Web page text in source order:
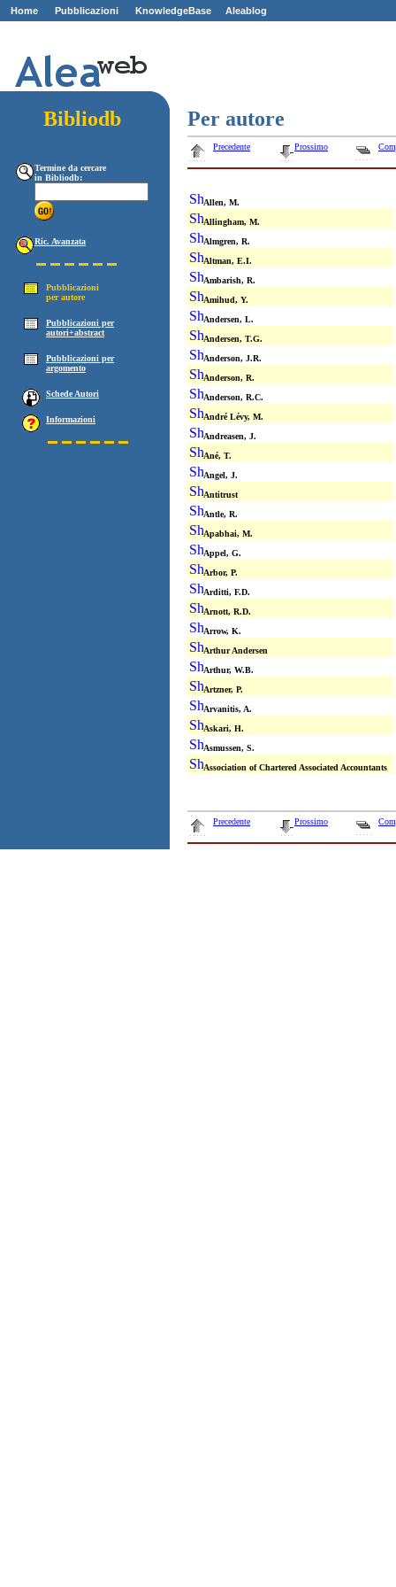
Home Pubblicazioni KnowledgeBase Aleablog
Bibliodb Per autore
Termine da cercare
in Bibliodb:
Ric. Avanzata
Pubblicazioni
per autore
Pubblicazioni per
autori+abstract
Pubblicazioni per
argomento
Schede Autori
Informazioni
Precedente Prossimo
Allen, M.
Allingham, M.
Almgren, R.
Altman, E.I.
Ambarish, R.
Amihud, Y.
Andersen, L.
Andersen, T.G.
Anderson, J.R.
Anderson, R.
Anderson, R.C.
André Lévy, M.
Andreasen, J.
Ané, T.
Angel, J.
Antitrust
Antle, R.
Apabhai, M.
Appel, G.
Arbor, P.
Arditti, F.D.
Arnott, R.D.
Arrow, K.
Arthur Andersen
Arthur, W.B.
Artzner, P.
Arvanitis, A.
Askari, H.
Asmussen, S.
Association of Chartered Associated Accountants
Precedente Prossimo